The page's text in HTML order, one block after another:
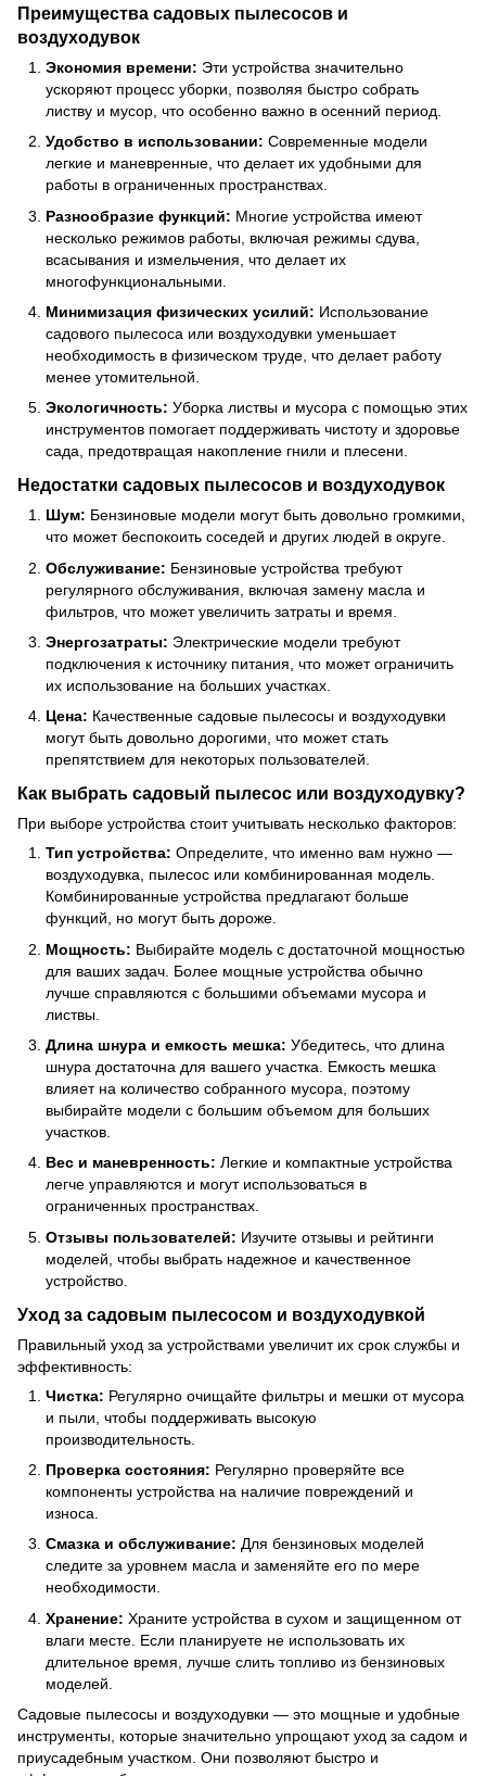
Преимущества садовых пылесосов и
воздуходувок
Экономия времени: Эти устройства значительно
ускоряют процесс уборки, позволяя быстро собрать
листву и мусор, что особенно важно в осенний период.
Удобство в использовании: Современные модели
легкие и маневренные, что делает их удобными для
работы в ограниченных пространствах.
Разнообразие функций: Многие устройства имеют
несколько режимов работы, включая режимы сдува,
всасывания и измельчения, что делает их
многофункциональными.
Минимизация физических усилий: Использование
садового пылесоса или воздуходувки уменьшает
необходимость в физическом труде, что делает работу
менее утомительной.
Экологичность: Уборка листвы и мусора с помощью этих
инструментов помогает поддерживать чистоту и здоровье
сада, предотвращая накопление гнили и плесени.
Недостатки садовых пылесосов и воздуходувок
Шум: Бензиновые модели могут быть довольно громкими,
что может беспокоить соседей и других людей в округе.
Обслуживание: Бензиновые устройства требуют
регулярного обслуживания, включая замену масла и
фильтров, что может увеличить затраты и время.
Энергозатраты: Электрические модели требуют
подключения к источнику питания, что может ограничить
их использование на больших участках.
Цена: Качественные садовые пылесосы и воздуходувки
могут быть довольно дорогими, что может стать
препятствием для некоторых пользователей.
Как выбрать садовый пылесос или воздуходувку?
При выборе устройства стоит учитывать несколько факторов:
Тип устройства: Определите, что именно вам нужно —
воздуходувка, пылесос или комбинированная модель.
Комбинированные устройства предлагают больше
функций, но могут быть дороже.
Мощность: Выбирайте модель с достаточной мощностью
для ваших задач. Более мощные устройства обычно
лучше справляются с большими объемами мусора и
листвы.
Длина шнура и емкость мешка: Убедитесь, что длина
шнура достаточна для вашего участка. Емкость мешка
влияет на количество собранного мусора, поэтому
выбирайте модели с большим объемом для больших
участков.
Вес и маневренность: Легкие и компактные устройства
легче управляются и могут использоваться в
ограниченных пространствах.
Отзывы пользователей: Изучите отзывы и рейтинги
моделей, чтобы выбрать надежное и качественное
устройство.
Уход за садовым пылесосом и воздуходувкой
Правильный уход за устройствами увеличит их срок службы и
эффективность:
Чистка: Регулярно очищайте фильтры и мешки от мусора
и пыли, чтобы поддерживать высокую
производительность.
Проверка состояния: Регулярно проверяйте все
компоненты устройства на наличие повреждений и
износа.
Смазка и обслуживание: Для бензиновых моделей
следите за уровнем масла и заменяйте его по мере
необходимости.
Хранение: Храните устройства в сухом и защищенном от
влаги месте. Если планируете не использовать их
длительное время, лучше слить топливо из бензиновых
моделей.
Садовые пылесосы и воздуходувки — это мощные и удобные
инструменты, которые значительно упрощают уход за садом и
приусадебным участком. Они позволяют быстро и